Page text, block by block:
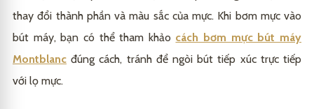
thay đổi thành phần và màu sắc của mực. Khi bơm mực vào
bút máy, bạn có thể tham khảo cách bơm mực bút máy
Montblanc đúng cách, tránh để ngòi bút tiếp xúc trực tiếp
với lọ mực.